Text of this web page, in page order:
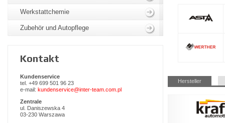
Navigation
überspringen
Hersteller
Werkstattchemie
Zubehör und Autopflege
Kontakt
Kundenservice
tel. +49 699 501 96 23
e-mail: kundenservice@inter-team.com.pl
Zentrale
ul. Daniszewska 4
03-230 Warszawa